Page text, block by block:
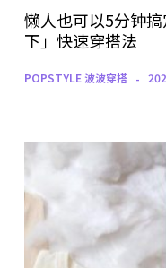
懒人也可以5分钟
下」快速穿搭法
POPSTYLE 波波穿搭